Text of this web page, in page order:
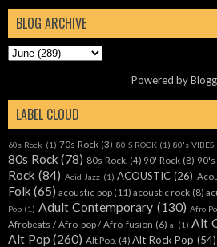
BLOG ARCHIVE
Powered by
LABEL CLOUD
60s Rock (1) 70s Rock (3) 80'S ROCK (1) 80's VIBES
80s Rock (78) 80s Rock. (4) 90' Rock (8)
Rock (84) Acid Jazz (1) ACOUSTIC (26)
Folk (65) acoustic pop (11) acoustic rock (8)
Pop (1) Adult Contemporary (130) Afro
Afrobeats / Afro-pop / Afro-fusion (6) al (1) Alt
Alt Pop (260) Alt Pop. (4) Alt Rock Pop (54)